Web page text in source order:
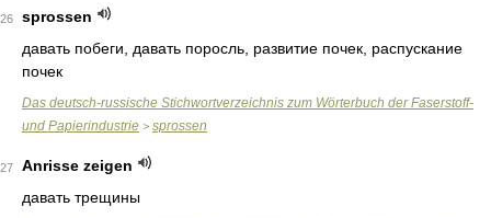
26
sprossen
давать побеги, давать поросль, развитие почек, распускание
почек
Das deutsch-russische Stichwortverzeichnis zum Wörterbuch der Faserstoff-
und Papierindustrie > sprossen
27
Anrisse zeigen
давать трещины